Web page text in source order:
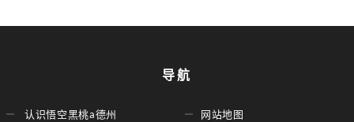
导航
认识悟空黑桃a德州
网站地图